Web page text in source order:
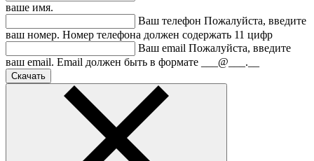
ваше имя.
Ваш телефон Пожалуйста, введите
ваш номер. Номер телефона должен содержать 11 цифр
Ваш email Пожалуйста, введите
ваш email. Email должен быть в формате ___@___.__